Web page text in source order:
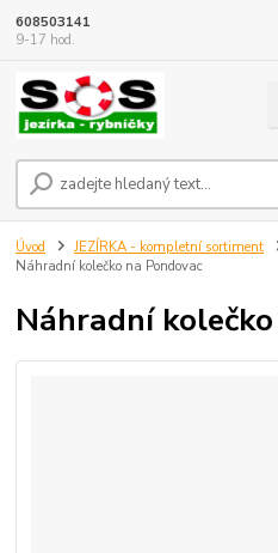
608503141
9-17 hod.
Úvod JEZÍRKA - kompletní sortiment
Náhradní kolečko na Pondovac
Náhradní